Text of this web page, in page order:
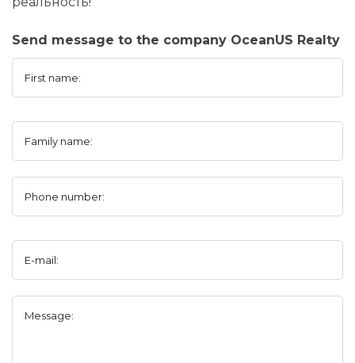
Send message to the company OceanUS Realty
First name:
Family name:
Phone number:
E-mail:
Message: